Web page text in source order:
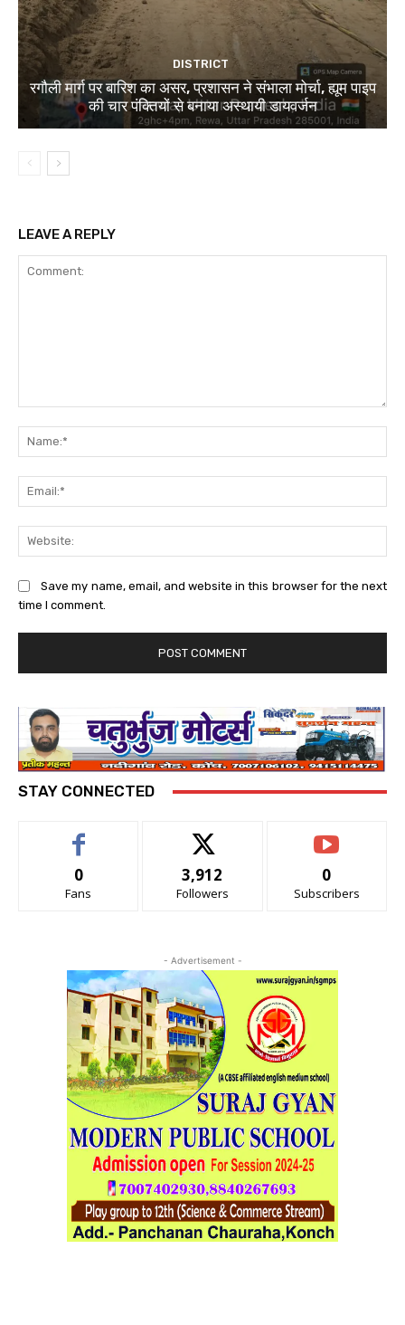
DISTRICT
रगौली मार्ग पर बारिश का असर, प्रशासन ने संभाला मोर्चा, ह्यूम पाइप
की चार पंक्तियों से बनाया अस्थायी डायवर्जन
LEAVE A REPLY
Save my name, email, and website in this browser for the next
time I comment.
STAY CONNECTED
0
Fans
3,912
Followers
0
Subscribers
- Advertisement -